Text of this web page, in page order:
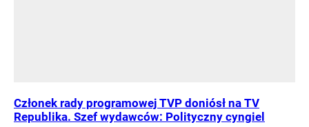
Członek rady programowej TVP doniósł na TV
Republika. Szef wydawców: Polityczny cyngiel